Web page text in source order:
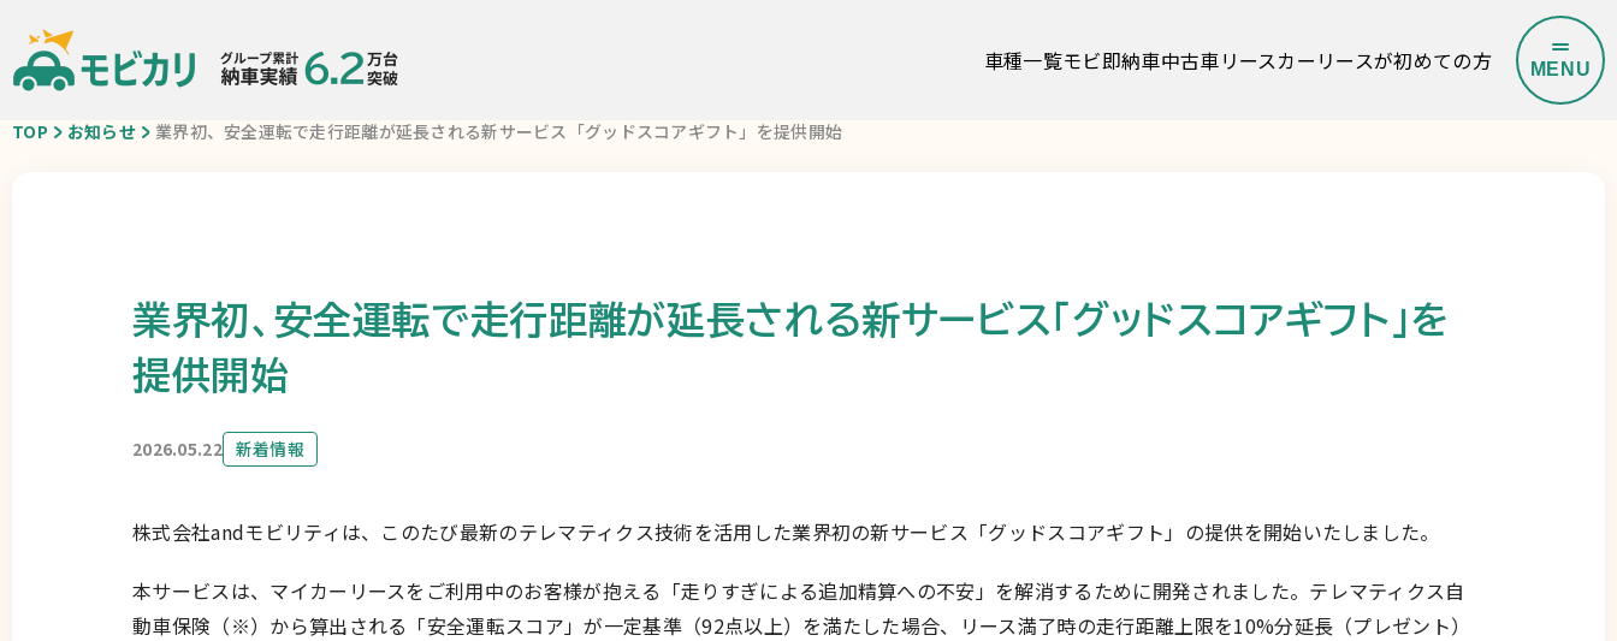
車種一覧モビ即納車中古車リースカーリースが初めての方 M E N U
OPEN
TOP お知らせ 業界初、安全運転で走行距離が延長される新サービス「グッドスコアギフト」を提供開始
業界初、安全運転で走行距離が延長される新サービス「グッドスコアギフト」を
提供開始
2026.05.22 新着情報
株式会社andモビリティは、このたび最新のテレマティクス技術を活用した業界初の新サービス「グッドスコアギフト」の提供を開始いたしました。
本サービスは、マイカーリースをご利用中のお客様が抱える「走りすぎによる追加精算への不安」を解消するために開発されました。テレマティクス自
動車保険（※）から算出される「安全運転スコア」が一定基準（92点以上）を満たした場合、リース満了時の走行距離上限を10%分延長（プレゼント）